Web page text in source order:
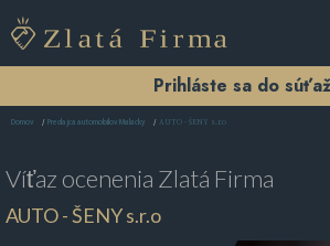
Prihláste sa do
Domov Predajca automobilov Malacky AUTO - ŠENY s.r.o
Víťaz ocenenia Zlatá Firma
AUTO - ŠENY s.r.o